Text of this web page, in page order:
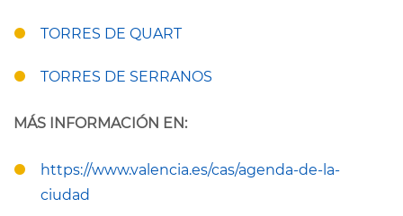
TORRES DE QUART
TORRES DE SERRANOS
MÁS INFORMACIÓN EN:
https://www.valencia.es/cas/agenda-de-la-
ciudad